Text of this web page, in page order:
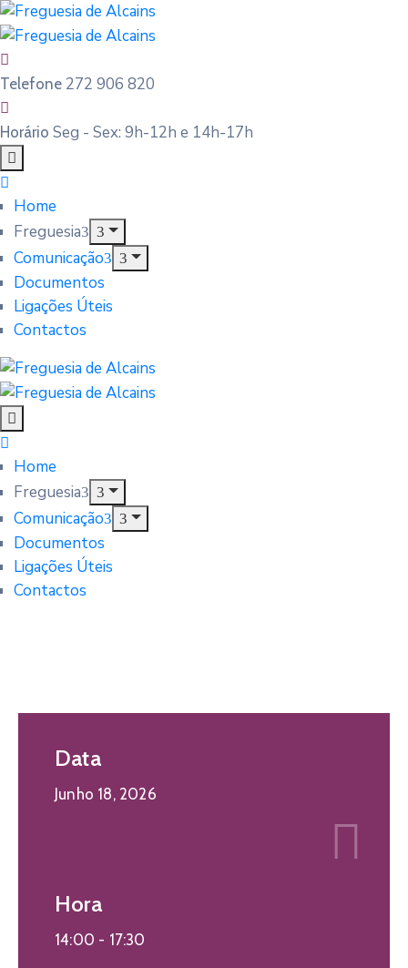
Telefone 272 906 820
Horário Seg - Sex: 9h-12h e 14h-17h
Home
Freguesia
Comunicação
Documentos
Ligações Úteis
Contactos
Home
Freguesia
Comunicação
Documentos
Ligações Úteis
Contactos
Data
Junho 18, 2026
Hora
14:00 - 17:30